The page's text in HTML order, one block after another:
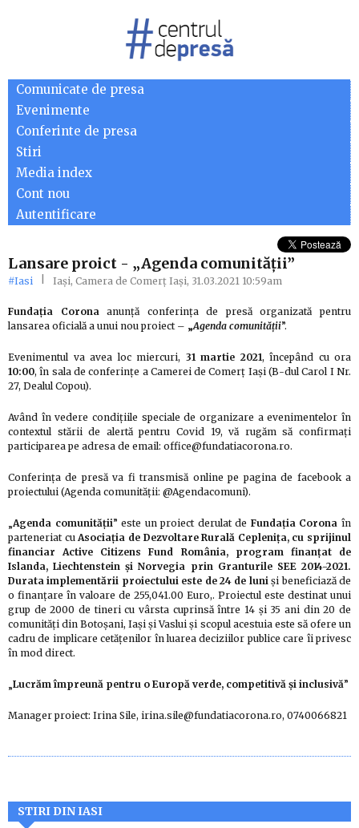
Comunicate de presa
Evenimente
Conferinte de presa
Stiri
Media index
Cont nou
Autentificare
Lansare proict - „Agenda comunității”
#Iasi Iași, Camera de Comerț Iași, 31.03.2021 10:59am
Fundaţia Coronaanunță conferinţa de presă organizată pentru
lansarea oficială a unui nou proiect – „Agenda comunității”.
Evenimentul va avea loc miercuri, 31 martie 2021, începând cu ora
10:00, în sala de conferinţe a Camerei de Comerţ Iaşi (B-dul Carol I Nr.
27, Dealul Copou).
Având în vedere condiţiile speciale de organizare a evenimentelor în
contextul stării de alertă pentru Covid 19, vă rugăm să confirmaţi
participarea pe adresa de email: office@fundatiacorona.ro.
Conferinţa de presă va fi transmisă online pe pagina de facebook a
proiectului (Agenda comunității: @Agendacomuni).
„Agenda comunității” este un proiect derulat de Fundația Corona în
parteneriat cuAsociația de Dezvoltare Rurală Ceplenița, cu sprijinul
financiar Active Citizens Fund România, program finanțat de
Islanda, Liechtenstein și Norvegia prin Granturile SEE 2014-2021.
Durata implementării proiectului este de 24 de luniși beneficiază de
o finanțare în valoare de 255,041.00 Euro,. Proiectul este destinat unui
grup de 2000 de tineri cu vârsta cuprinsă între 14 și 35 ani din 20 de
comunități din Botoșani, Iași și Vaslui şi scopul acestuia este să ofere un
cadru de implicare cetăţenilor în luarea deciziilor publice care îi privesc
în mod direct.
„Lucrăm împreună pentru o Europă verde, competitivă și inclusivă”
Manager proiect: Irina Sile, irina.sile@fundatiacorona.ro, 0740066821
STIRI DIN IASI